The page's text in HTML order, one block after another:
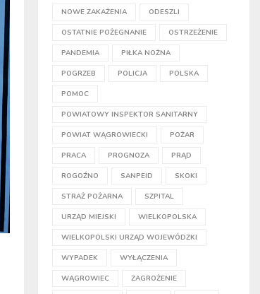
NOWE ZAKAŻENIA ODESZLI
OSTATNIE POŻEGNANIE OSTRZEŻENIE
PANDEMIA PIŁKA NOŻNA
POGRZEB POLICJA POLSKA
POMOC
POWIATOWY INSPEKTOR SANITARNY
POWIAT WĄGROWIECKI POŻAR
PRACA PROGNOZA PRĄD
ROGOŹNO SANPEID SKOKI
STRAŻ POŻARNA SZPITAL
URZĄD MIEJSKI WIELKOPOLSKA
WIELKOPOLSKI URZĄD WOJEWÓDZKI
WYPADEK WYŁĄCZENIA
WĄGROWIEC ZAGROŻENIE